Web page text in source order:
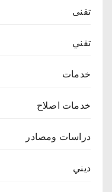
تقنى
تقني
خدمات
خدمات اصلاح
دراسات ومصادر
ديني